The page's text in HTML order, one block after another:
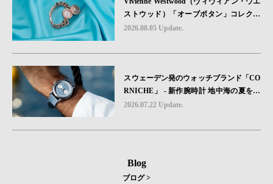
ストウッド）「オーブボタン」コレクシ
ョンに、⽇本限定カラーのローズゴール
2026.08.05 Update.
スウェーデン発のウォッチブランド「CO
RNICHE」 - 新作腕時計 地中海の夏を映
す、爽やかなブルーダイヤル「Heritage C
2026.07.22 Update.
Blog
ブログ >